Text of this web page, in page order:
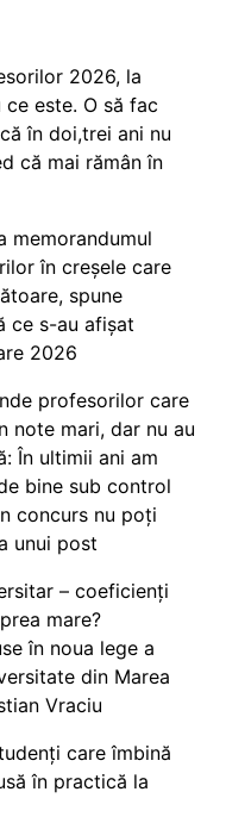
2026, la
ce este. O să fac
în doi,trei ani nu
că mai rămân în
memorandumul
în creșele care
spune
ce s-au afișat
2026
profesorilor care
note mari, dar nu au
În ultimii ani am
bine sub control
concurs nu poți
unui post
– coeficienți
mare?
în noua lege a
din Marea
Vraciu
care îmbină
în practică la